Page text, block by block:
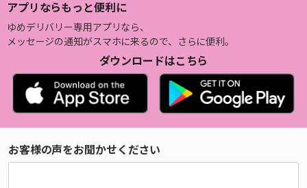
アプリならもっと便利に
ゆめデリバリー専用アプリなら、
メッセージの通知がスマホに来るので、さらに便利。
ダウンロードはこちら
お客様の声をお聞かせください